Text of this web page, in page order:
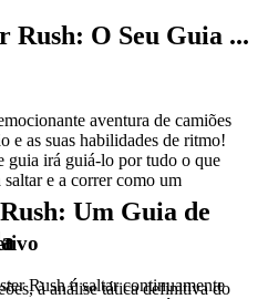
Rush: O Seu Guia ...
aventura de camiões
e as suas habilidades de ritmo!
guia irá guiá-lo por tudo o que
saltar e a correr como um
Rush é saltar continuamente
Um Guia de
à análise tática definitiva do